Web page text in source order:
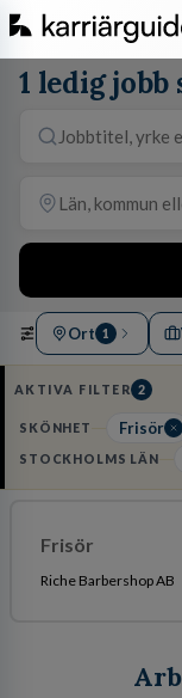
1 ledig
Ort 1
AKTIVA FILTER 2
SKÖNHET Frisör
STOCKHOLMS LÄN
Frisör
Riche Barbershop AB